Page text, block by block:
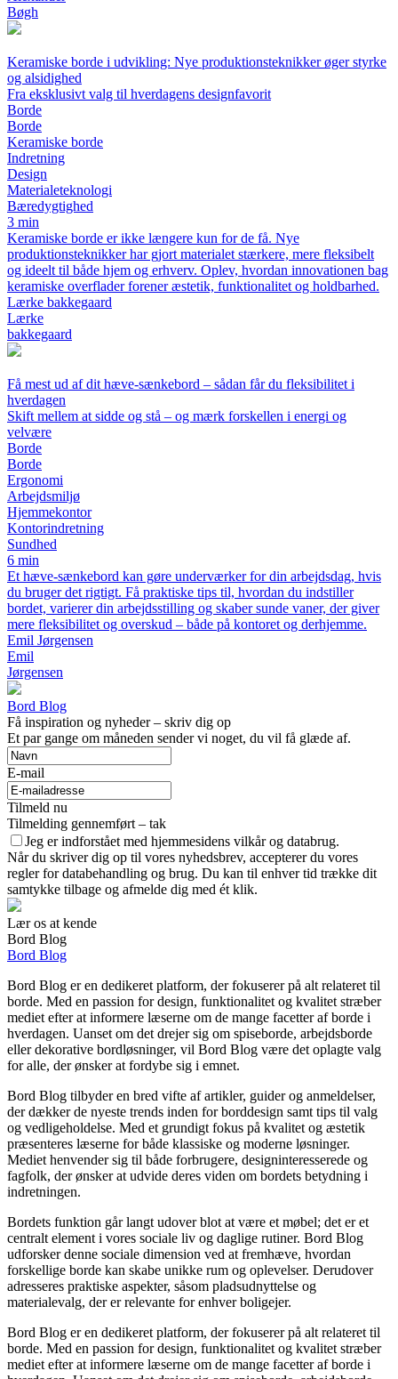
Bøgh
Keramiske borde i udvikling: Nye produktionsteknikker øger styrke
og alsidighed
Fra eksklusivt valg til hverdagens designfavorit
Borde
Borde
Keramiske borde
Indretning
Design
Materialeteknologi
Bæredygtighed
3 min
Keramiske borde er ikke længere kun for de få. Nye
produktionsteknikker har gjort materialet stærkere, mere fleksibelt
og ideelt til både hjem og erhverv. Oplev, hvordan innovationen bag
keramiske overflader forener æstetik, funktionalitet og holdbarhed.
Lærke bakkegaard
Lærke
bakkegaard
Få mest ud af dit hæve-sænkebord – sådan får du fleksibilitet i
hverdagen
Skift mellem at sidde og stå – og mærk forskellen i energi og
velvære
Borde
Borde
Ergonomi
Arbejdsmiljø
Hjemmekontor
Kontorindretning
Sundhed
6 min
Et hæve-sænkebord kan gøre underværker for din arbejdsdag, hvis
du bruger det rigtigt. Få praktiske tips til, hvordan du indstiller
bordet, varierer din arbejdsstilling og skaber sunde vaner, der giver
mere fleksibilitet og overskud – både på kontoret og derhjemme.
Emil Jørgensen
Emil
Jørgensen
Bord Blog
Få inspiration og nyheder – skriv dig op
Et par gange om måneden sender vi noget, du vil få glæde af.
E-mail
Tilmeld nu
Tilmelding gennemført – tak
Jeg er indforstået med hjemmesidens vilkår og databrug.
Når du skriver dig op til vores nyhedsbrev, accepterer du vores
regler for databehandling og brug. Du kan til enhver tid trække dit
samtykke tilbage og afmelde dig med ét klik.
Lær os at kende
Bord Blog
Bord Blog
Bord Blog er en dedikeret platform, der fokuserer på alt relateret til
borde. Med en passion for design, funktionalitet og kvalitet stræber
mediet efter at informere læserne om de mange facetter af borde i
hverdagen. Uanset om det drejer sig om spiseborde, arbejdsborde
eller dekorative bordløsninger, vil Bord Blog være det oplagte valg
for alle, der ønsker at fordybe sig i emnet.
Bord Blog tilbyder en bred vifte af artikler, guider og anmeldelser,
der dækker de nyeste trends inden for borddesign samt tips til valg
og vedligeholdelse. Med et grundigt fokus på kvalitet og æstetik
præsenteres læserne for både klassiske og moderne løsninger.
Mediet henvender sig til både forbrugere, designinteresserede og
fagfolk, der ønsker at udvide deres viden om bordets betydning i
indretningen.
Bordets funktion går langt udover blot at være et møbel; det er et
centralt element i vores sociale liv og daglige rutiner. Bord Blog
udforsker denne sociale dimension ved at fremhæve, hvordan
forskellige borde kan skabe unikke rum og oplevelser. Derudover
adresseres praktiske aspekter, såsom pladsudnyttelse og
materialevalg, der er relevante for enhver boligejer.
Bord Blog er en dedikeret platform, der fokuserer på alt relateret til
borde. Med en passion for design, funktionalitet og kvalitet stræber
mediet efter at informere læserne om de mange facetter af borde i